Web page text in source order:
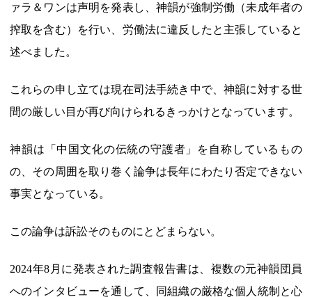
ァラ＆ワンは声明を発表し、神韻が強制労働（未成年者の
搾取を含む）を行い、労働法に違反したと主張していると
述べました。
これらの申し立ては現在司法手続き中で、神韻に対する世
間の厳しい目が再び向けられるきっかけとなっています。
神韻は「中国文化の伝統の守護者」を自称しているもの
の、その周囲を取り巻く論争は長年にわたり否定できない
事実となっている。
この論争は訴訟そのものにとどまらない。
2024年8月に発表された調査報告書は、複数の元神韻団員
へのインタビューを通して、同組織の厳格な個人統制と心